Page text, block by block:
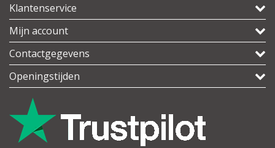
Klantenservice
Mijn account
Contactgegevens
Openingstijden